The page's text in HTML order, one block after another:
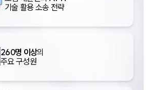
기술 활용 소송 전략
260명 이상의
주요 구성원